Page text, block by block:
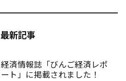
最新記事
経済情報誌「びんご経済レポ
ート」に掲載されました！